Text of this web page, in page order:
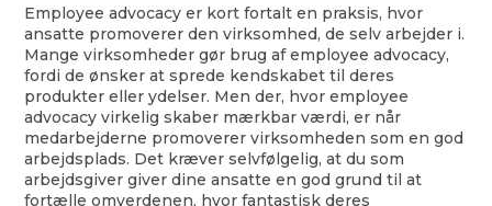
Employee advocacy er kort fortalt en praksis, hvor
ansatte promoverer den virksomhed, de selv arbejder i.
Mange virksomheder gør brug af employee advocacy,
fordi de ønsker at sprede kendskabet til deres
produkter eller ydelser. Men der, hvor employee
advocacy virkelig skaber mærkbar værdi, er når
medarbejderne promoverer virksomheden som en god
arbejdsplads. Det kræver selvfølgelig, at du som
arbejdsgiver giver dine ansatte en god grund til at
fortælle omverdenen, hvor fantastisk deres